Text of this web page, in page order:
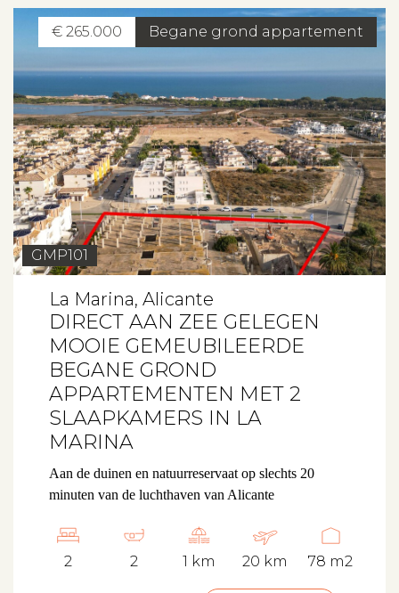
Begane grond appartement
€ 265.000
GMP101
La Marina, Alicante
DIRECT AAN ZEE GELEGEN
MOOIE GEMEUBILEERDE
BEGANE GROND
APPARTEMENTEN MET 2
SLAAPKAMERS IN LA
MARINA
Aan de duinen en natuurreservaat op slechts 20
minuten van de luchthaven van Alicante
2 2 1 km 20 km 78 m2